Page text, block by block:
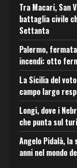
Tra Macari, San
battaglia civile
Settanta
Palermo,
incendi: otto
La Sicilia del
campo largo
Longi, dove i
che punta sul
Angelo Pidalà, la
anni nel mondo